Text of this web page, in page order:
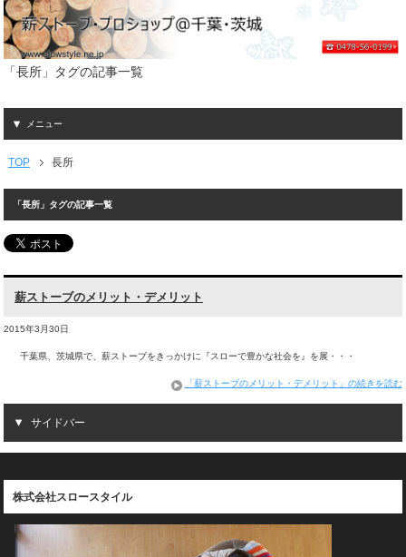
「長所」タグの記事一覧
メニュー
TOP 長所
「長所」タグの記事一覧
薪ストーブのメリット・デメリット
2015年3月30日
千葉県、茨城県で、薪ストーブをきっかけに『スローで豊かな社会を』を展・・・
「薪ストーブのメリット・デメリット」の続きを読む
サイドバー
株式会社スロースタイル